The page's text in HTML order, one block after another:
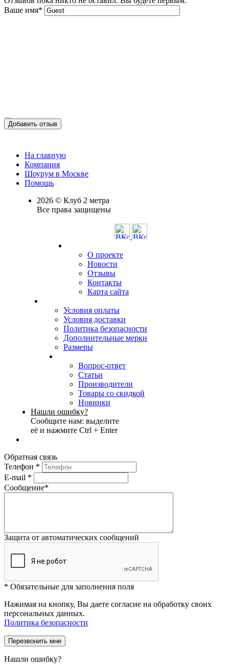
Ваше имя*
Добавить отзыв
На главную
Компания
Шоурум в Москве
Помощь
2026 © Клуб 2 метра
Все права защищены
О проекте
Новости
Отзывы
Контакты
Карта сайта
Условия оплаты
Условия доставки
Политика безопасности
Дополнительные мерки
Размеры
Вопрос-ответ
Статьи
Производители
Товары со скидкой
Новинки
Нашли ошибку?
Сообщите нам: выделите
её и нажмите Ctrl + Enter
Обратная связь
Телефон *
E-mail *
Сообщение*
Защита от автоматических сообщений
* Обязательные для заполнения поля
Нажимая на кнопку, Вы даете согласие на обработку своих
персональных данных.
Политика безопасности
Нашли ошибку?